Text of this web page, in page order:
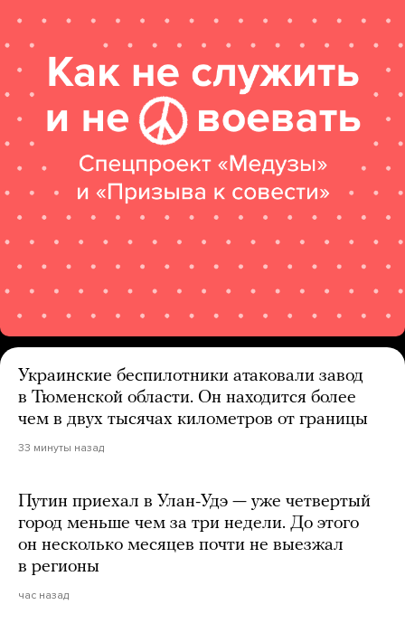
Украинские беспилотники атаковали завод
в Тюменской области. Он находится более
чем в двух тысячах километров от границы
33 минуты назад
Путин приехал в Улан-Удэ — уже четвертый
город меньше чем за три недели. До этого
он несколько месяцев почти не выезжал
в регионы
час назад